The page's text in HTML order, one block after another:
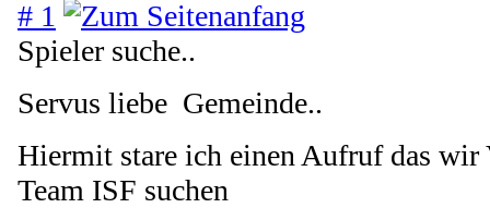
# 1
Spieler suche..
Servus liebe Gemeinde..
Hiermit stare ich einen Aufruf das wir
Team ISF suchen